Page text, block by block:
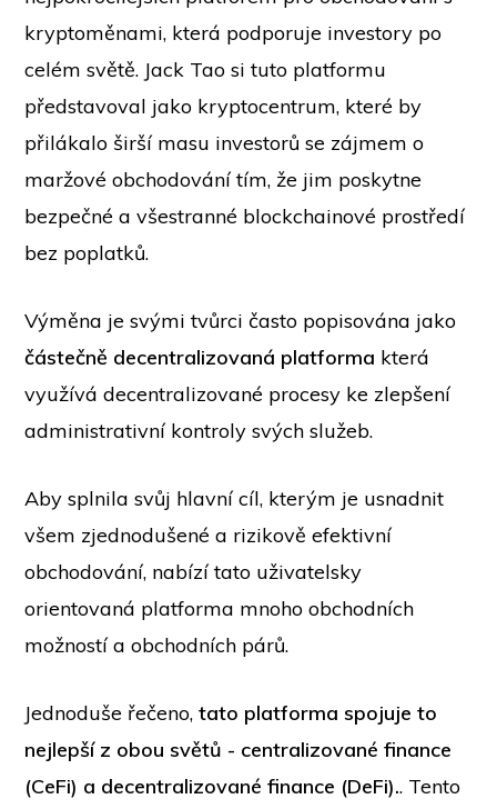
kryptoměnami, která podporuje investory po
celém světě. Jack Tao si tuto platformu
představoval jako kryptocentrum, které by
přilákalo širší masu investorů se zájmem o
maržové obchodování tím, že jim poskytne
bezpečné a všestranné blockchainové prostředí
bez poplatků.
Výměna je svými tvůrci často popisována jako
částečně decentralizovaná platforma která
využívá decentralizované procesy ke zlepšení
administrativní kontroly svých služeb.
Aby splnila svůj hlavní cíl, kterým je usnadnit
všem zjednodušené a rizikově efektivní
obchodování, nabízí tato uživatelsky
orientovaná platforma mnoho obchodních
možností a obchodních párů.
Jednoduše řečeno,tato platforma spojuje to
nejlepší z obou světů - centralizované finance
(CeFi) a decentralizované finance (DeFi).. Tento